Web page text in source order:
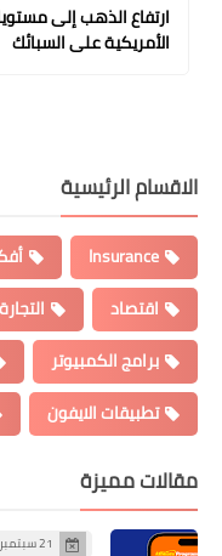
ارتفاع الذهب إلى
الأمريكية على السبائك
الاقسام الرئيسية
Insurance
اقتصاد
برامج الكمبيوتر
تطبيقات الايفون
مقالات مميزة
21 سبتمبر 2024